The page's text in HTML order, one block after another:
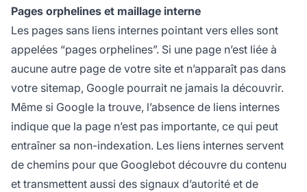
Pages orphelines et maillage interne
Les pages sans liens internes pointant vers elles sont
appelées “pages orphelines”. Si une page n’est liée à
aucune autre page de votre site et n’apparaît pas dans
votre sitemap, Google pourrait ne jamais la découvrir.
Même si Google la trouve, l’absence de liens internes
indique que la page n’est pas importante, ce qui peut
entraîner sa non-indexation. Les liens internes servent
de chemins pour que Googlebot découvre du contenu
et transmettent aussi des signaux d’autorité et de